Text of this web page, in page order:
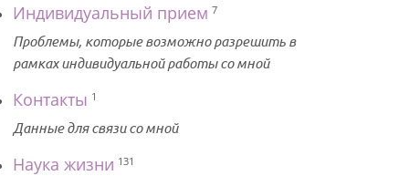
Индивидуальный прием 7
Проблемы, которые возможно разрешить в
рамках индивидуальной работы со мной
Контакты 1
Данные для связи со мной
Наука жизни 131